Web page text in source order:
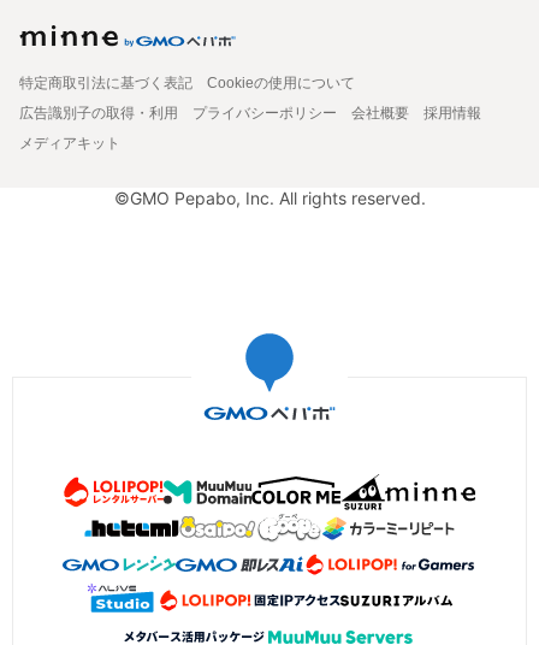
特定商取引法に基づく表記
Cookieの使用について
広告識別子の取得・利用
プライバシーポリシー 会社概要
採用情報
メディアキット
©GMO Pepabo, Inc. All rights reserved.